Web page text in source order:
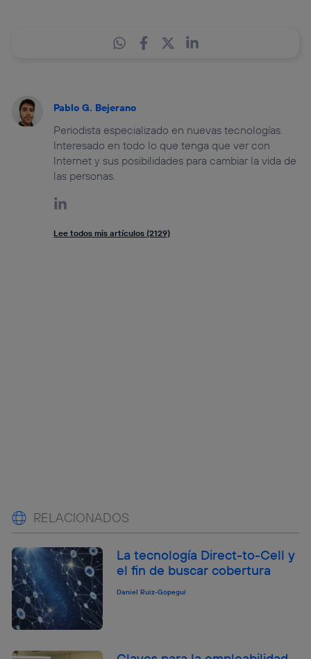
Pablo G. Bejerano
Periodista especializado en nuevas tecnologías.
Interesado en todo lo que tenga que ver con
Internet y sus posibilidades para cambiar la vida de
las personas.
Lee todos mis artículos (2129)
RELACIONADOS
La tecnología Direct-to-Cell y
el fin de buscar cobertura
Daniel Ruiz-Gopegui